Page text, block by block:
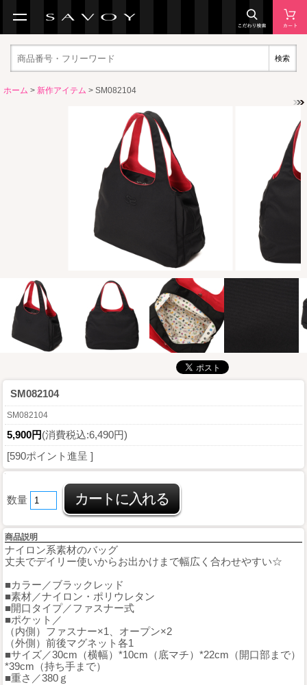
検索
ホーム > 新作アイテム > SM082104
SM082104
SM082104
5,900円(消費税込:6,490円)
[590ポイント進呈 ]
数量
商品説明
ナイロン系素材のバッグ
丈夫でデイリー使いからお出かけまで幅広く合わせやすい☆
■カラー／ブラックレッド
■素材／ナイロン・ポリウレタン
■開口タイプ／ファスナー式
■ポケット／
（内側）ファスナー×1、オープン×2
（外側）前後マグネット各1
■サイズ／30cm（横幅）*10cm（底マチ）*22cm（開口部まで）
*39cm（持ち手まで）
■重さ／380ｇ